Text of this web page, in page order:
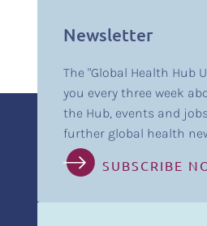
Newsletter
The "Global Health Hub
you every three week
the Hub, events and
further global health
SUBSCRIBE